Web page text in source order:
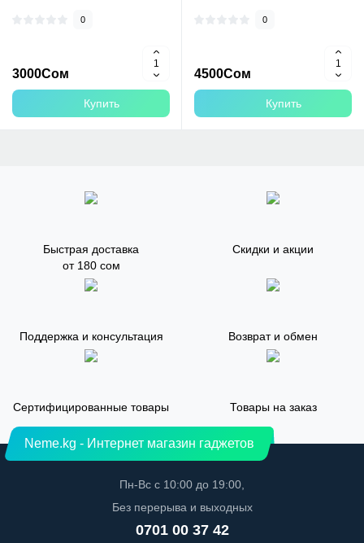
0
3000Сом
Купить
0
4500Сом
Купить
Быстрая доставка
от 180 сом
Скидки и акции
Поддержка и консультация Возврат и обмен
Сертифицированные товары Товары на заказ
Neme.kg - Интернет магазин гаджетов
Пн-Вс с 10:00 до 19:00,
Без перерыва и выходных
0701 00 37 42